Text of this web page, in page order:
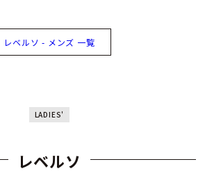
レベルソ - メンズ 一覧
LADIES'
レベルソ